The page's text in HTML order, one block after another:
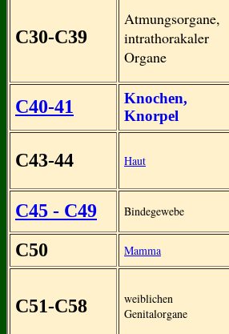
C30-C39
Atmungsorgane,
intrathorakaler
Organe
C40-41
Knochen,
Knorpel
C43-44 Haut
C45 - C49 Bindegewebe
C50 Mamma
C51-C58
weiblichen
Genitalorgane